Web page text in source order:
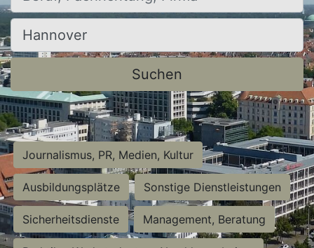
Ort, Stadt
Suchen
Journalismus, PR, Medien, Kultur
Ausbildungsplätze Sonstige Dienstleistungen
Sicherheitsdienste Management, Beratung